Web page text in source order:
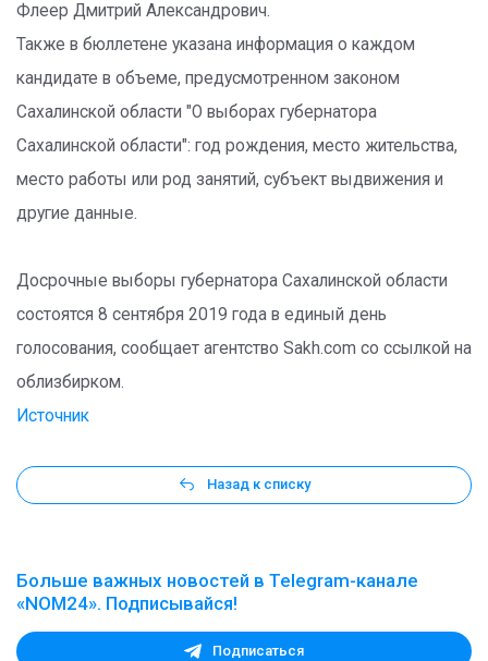
Флеер Дмитрий Александрович.
Также в бюллетене указана информация о каждом
кандидате в объеме, предусмотренном законом
Сахалинской области "О выборах губернатора
Сахалинской области": год рождения, место жительства,
место работы или род занятий, субъект выдвижения и
другие данные.
Досрочные выборы губернатора Сахалинской области
состоятся 8 сентября 2019 года в единый день
голосования, сообщает агентство Sakh.com со ссылкой на
облизбирком.
Источник
Назад к списку
Больше важных новостей в Telegram-канале
«NOM24». Подписывайся!
Подписаться